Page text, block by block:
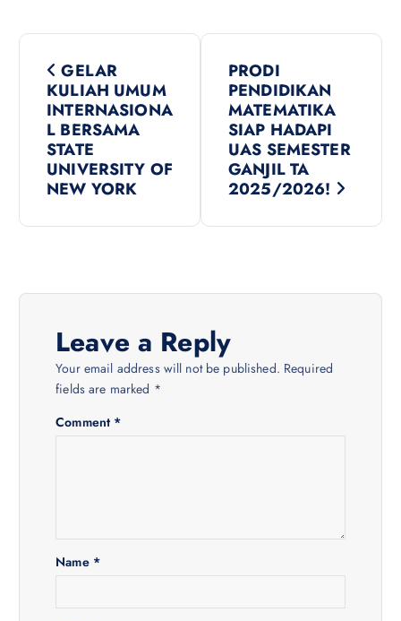
P
n
GELAR
KULIAH UMUM
INTERNASIONA
L BERSAMA
STATE
UNIVERSITY OF
NEW YORK
PRODI
PENDIDIKAN
MATEMATIKA
SIAP HADAPI
UAS SEMESTER
GANJIL TA
2025/2026!
Leave a Reply
Your email address will not be published. Required
fields are marked *
Comment *
Name *